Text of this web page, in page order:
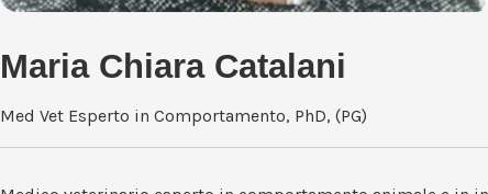
Maria Chiara Catalani
Med Vet Esperto in Comportamento, PhD, (PG)